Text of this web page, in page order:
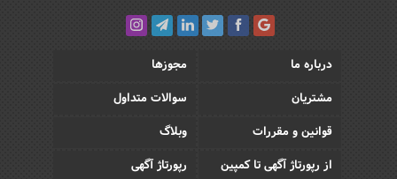
درباره ما
مجوزها
مشتریان
سوالات متداول
قوانین و مقررات
وبلاگ
از رپورتاژ آگهی تا کمپین
رپورتاژ آگهی